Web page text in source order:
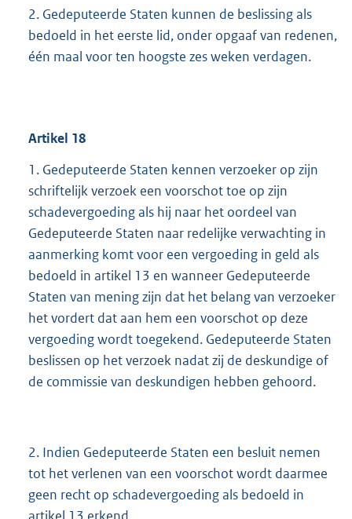
2. Gedeputeerde Staten kunnen de beslissing als
bedoeld in het eerste lid, onder opgaaf van redenen,
één maal voor ten hoogste zes weken verdagen.
Artikel 18
1. Gedeputeerde Staten kennen verzoeker op zijn
schriftelijk verzoek een voorschot toe op zijn
schadevergoeding als hij naar het oordeel van
Gedeputeerde Staten naar redelijke verwachting in
aanmerking komt voor een vergoeding in geld als
bedoeld in artikel 13 en wanneer Gedeputeerde
Staten van mening zijn dat het belang van verzoeker
het vordert dat aan hem een voorschot op deze
vergoeding wordt toegekend. Gedeputeerde Staten
beslissen op het verzoek nadat zij de deskundige of
de commissie van deskundigen hebben gehoord.
2. Indien Gedeputeerde Staten een besluit nemen
tot het verlenen van een voorschot wordt daarmee
geen recht op schadevergoeding als bedoeld in